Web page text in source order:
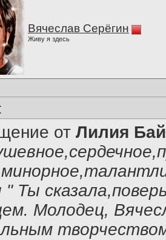
Вячеслав Серёгин
Живу я здесь
от Лилия
" Ты
Молодец,